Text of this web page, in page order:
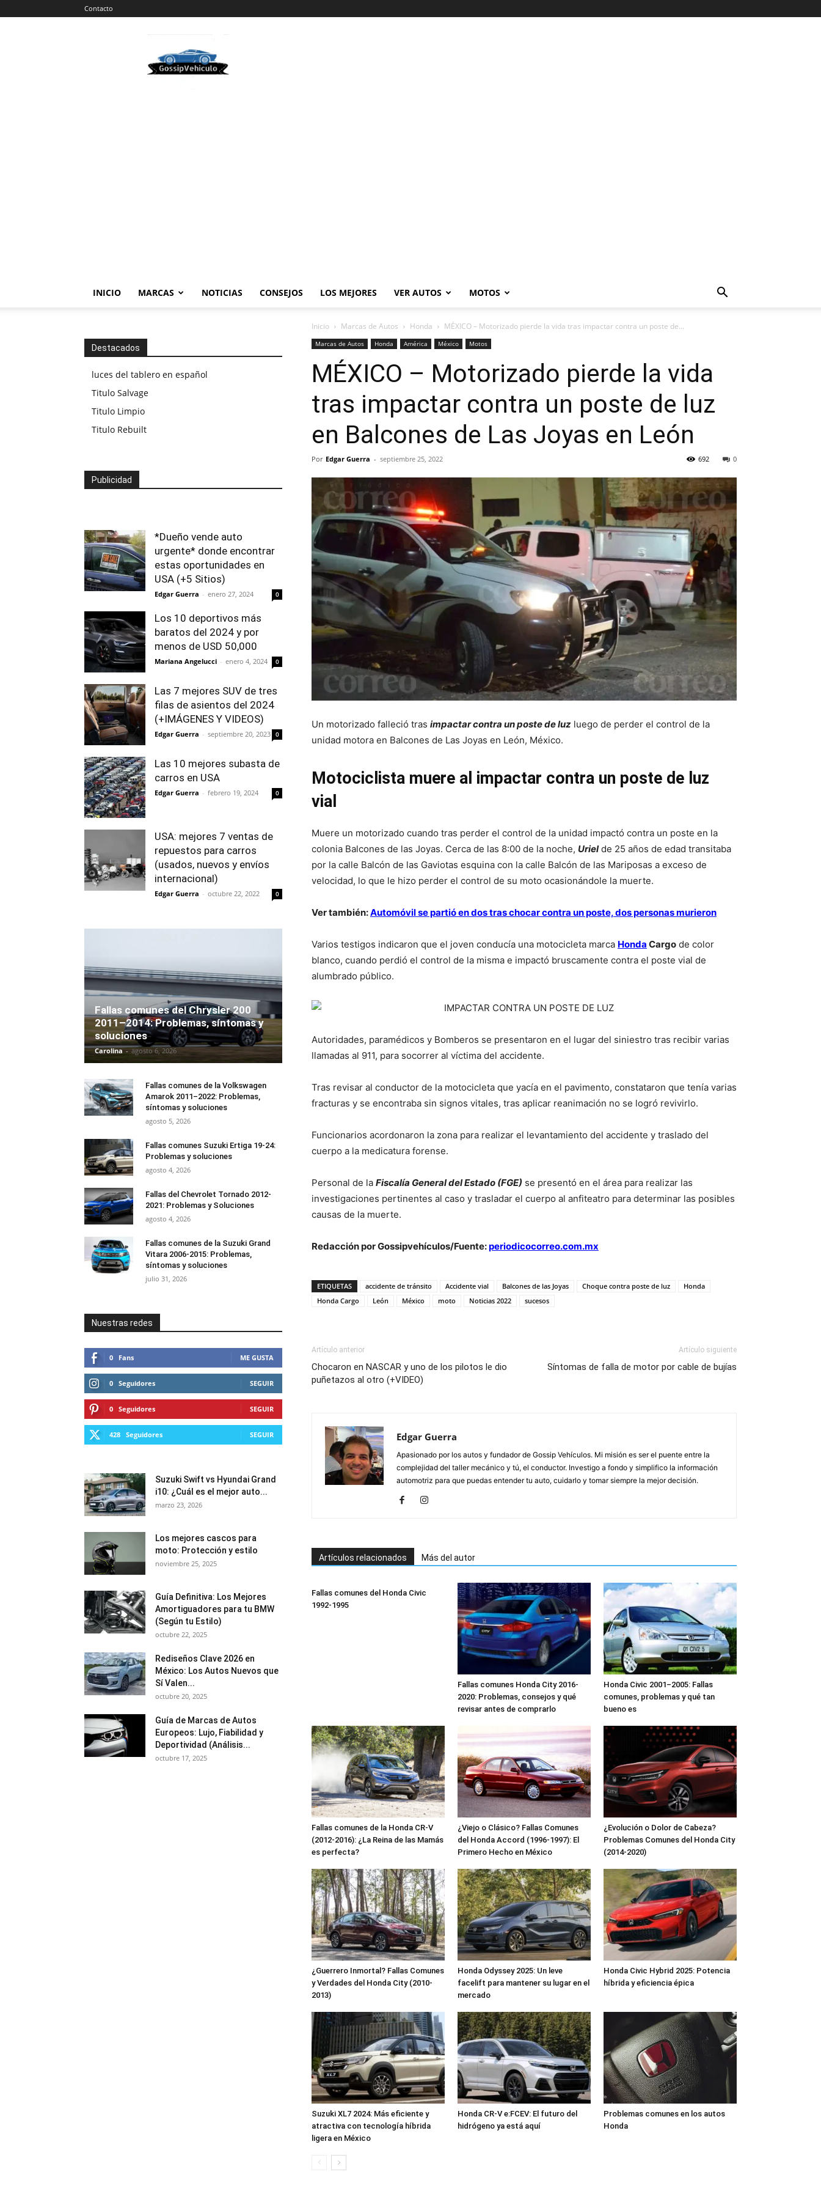
Contacto
Vehiculos
INICIO MARCAS NOTICIAS CONSEJOS LOS MEJORES VER AUTOS MOTOS
Inicio Marcas de Autos Honda MÉXICO – Motorizado pierde la vida tras impactar contra un poste de...
Marcas de Autos Honda América México Motos
MÉXICO – Motorizado pierde la vida
tras impactar contra un poste de luz
en Balcones de Las Joyas en León
Por Edgar Guerra - septiembre 25, 2022 0
692
Un motorizado falleció tras impactar contra un poste de luz luego de perder el control de la
unidad motora en Balcones de Las Joyas en León, México.
Motociclista muere al impactar contra un poste de luz
vial
Muere un motorizado cuando tras perder el control de la unidad impactó contra un poste en la
colonia Balcones de las Joyas. Cerca de las 8:00 de la noche, Urielde 25 años de edad transitaba
por la calle Balcón de las Gaviotas esquina con la calle Balcón de las Mariposas a exceso de
velocidad, lo que le hizo perder el control de su moto ocasionándole la muerte.
Ver también:Automóvil se partió en dos tras chocar contra un poste, dos personas murieron
Varios testigos indicaron que el joven conducía una motocicleta marca Honda Cargo de color
blanco, cuando perdió el control de la misma e impactó bruscamente contra el poste vial de
alumbrado público.
Autoridades, paramédicos y Bomberos se presentaron en el lugar del siniestro tras recibir varias
llamadas al 911, para socorrer al víctima del accidente.
Tras revisar al conductor de la motocicleta que yacía en el pavimento, constataron que tenía varias
fracturas y se encontraba sin signos vitales, tras aplicar reanimación no se logró revivirlo.
Funcionarios acordonaron la zona para realizar el levantamiento del accidente y traslado del
cuerpo a la medicatura forense.
Personal de la Fiscalía General del Estado (FGE) se presentó en el área para realizar las
investigaciones pertinentes al caso y trasladar el cuerpo al anfiteatro para determinar las posibles
causas de la muerte.
Redacción por Gossipvehículos/Fuente:periodicocorreo.com.mx
ETIQUETAS accidente de tránsito Accidente vial Balcones de las Joyas Choque contra poste de luz
Honda
Honda Cargo
León México moto Noticias 2022 sucesos
Artículo anterior
Chocaron en NASCAR y uno de los pilotos le dio
puñetazos al otro (+VIDEO)
Artículo siguiente
Síntomas de falla de motor por cable de bujías
Edgar Guerra
Apasionado por los autos y fundador de Gossip Vehículos. Mi misión es ser el puente entre la
complejidad del taller mecánico y tú, el conductor. Investigo a fondo y simplifico la información
automotriz para que puedas entender tu auto, cuidarlo y tomar siempre la mejor decisión.
Artículos relacionados Más del autor
Fallas comunes del Honda Civic
1992-1995
Fallas comunes Honda City 2016-
2020: Problemas, consejos y qué
revisar antes de comprarlo
Honda Civic 2001–2005: Fallas
comunes, problemas y qué tan
bueno es
Fallas comunes de la Honda CR-V
(2012-2016): ¿La Reina de las Mamás
es perfecta?
¿Viejo o Clásico? Fallas Comunes
del Honda Accord (1996-1997): El
Primero Hecho en México
¿Evolución o Dolor de Cabeza?
Problemas Comunes del Honda City
(2014-2020)
¿Guerrero Inmortal? Fallas Comunes
y Verdades del Honda City (2010-
2013)
Honda Odyssey 2025: Un leve
facelift para mantener su lugar en el
mercado
Honda Civic Hybrid 2025: Potencia
híbrida y eficiencia épica
Suzuki XL7 2024: Más eficiente y
atractiva con tecnología híbrida
ligera en México
Honda CR-V e:FCEV: El futuro del
hidrógeno ya está aquí
Problemas comunes en los autos
Honda
Destacados
luces del tablero en español
Titulo Salvage
Titulo Limpio
Titulo Rebuilt
Publicidad
*Dueño vende auto
urgente* donde encontrar
estas oportunidades en
USA (+5 Sitios)
Edgar Guerra - enero 27, 2024 0
Los 10 deportivos más
baratos del 2024 y por
menos de USD 50,000
Mariana Angelucci - enero 4, 2024 0
Las 7 mejores SUV de tres
filas de asientos del 2024
(+IMÁGENES Y VIDEOS)
Edgar Guerra - septiembre 20, 2023 0
Las 10 mejores subasta de
carros en USA
Edgar Guerra - febrero 19, 2024 0
USA: mejores 7 ventas de
repuestos para carros
(usados, nuevos y envíos
internacional)
Edgar Guerra - octubre 22, 2022 0
Fallas comunes del Chrysler 200
2011–2014: Problemas, síntomas y
soluciones
Carolina - agosto 6, 2026
Fallas comunes de la Volkswagen
Amarok 2011–2022: Problemas,
síntomas y soluciones
agosto 5, 2026
Fallas comunes Suzuki Ertiga 19-24:
Problemas y soluciones
agosto 4, 2026
Fallas del Chevrolet Tornado 2012-
2021: Problemas y Soluciones
agosto 4, 2026
Fallas comunes de la Suzuki Grand
Vitara 2006-2015: Problemas,
síntomas y soluciones
julio 31, 2026
Nuestras redes
0 Fans ME GUSTA
0 Seguidores SEGUIR
0 Seguidores SEGUIR
428 Seguidores SEGUIR
Suzuki Swift vs Hyundai Grand
i10: ¿Cuál es el mejor auto...
marzo 23, 2026
Los mejores cascos para
moto: Protección y estilo
noviembre 25, 2025
Guía Definitiva: Los Mejores
Amortiguadores para tu BMW
(Según tu Estilo)
octubre 22, 2025
Rediseños Clave 2026 en
México: Los Autos Nuevos que
Sí Valen...
octubre 20, 2025
Guía de Marcas de Autos
Europeos: Lujo, Fiabilidad y
Deportividad (Análisis...
octubre 17, 2025